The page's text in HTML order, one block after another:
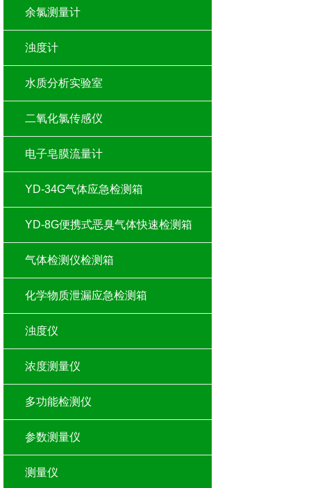
余氯测量计
浊度计
水质分析实验室
二氧化氯传感仪
电子皂膜流量计
YD-34G气体应急检测箱
YD-8G便携式恶臭气体快速检测箱
气体检测仪检测箱
化学物质泄漏应急检测箱
浊度仪
浓度测量仪
多功能检测仪
参数测量仪
测量仪